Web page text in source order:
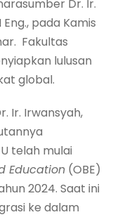
Dr. Ir.
Eng., pada Kamis
Fakultas
lulusan
global.
Ir. Irwansyah,
telah mulai
Education (OBE)
2024. Saat ini
ke dalam